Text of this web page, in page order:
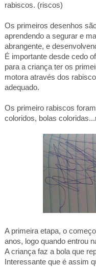
rabiscos. (riscos)
Os primeiros desenhos
aprendendo a segurar e
abrangente, e
É importante desde cedo
para a criança ter os
motora através dos
adequado.
Os primeiro rabiscos
coloridos, bolas
A primeira etapa, o
anos, logo quando entrou
A criança faz a bola que
Interessante que é assim